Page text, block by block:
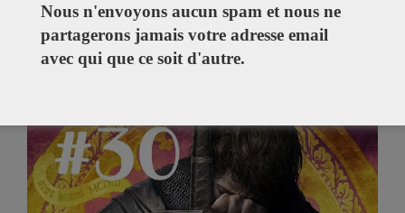
Nous n'envoyons aucun spam et nous ne
partagerons jamais votre adresse email
avec qui que ce soit d'autre.